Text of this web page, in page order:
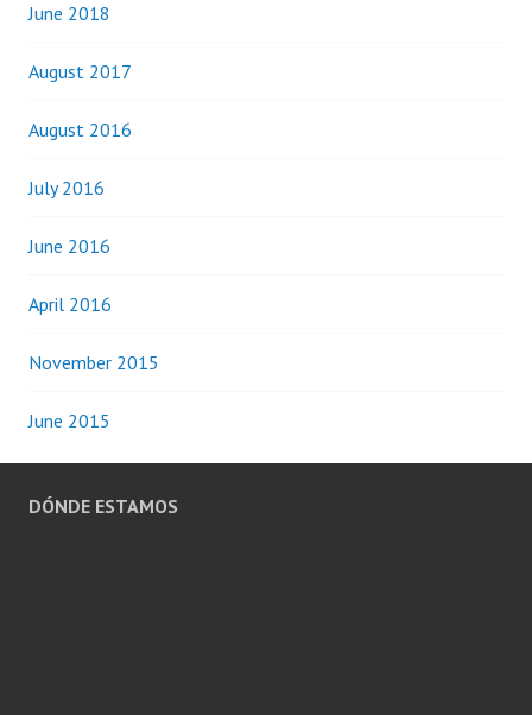
June 2018
August 2017
August 2016
July 2016
June 2016
April 2016
November 2015
June 2015
DÓNDE ESTAMOS